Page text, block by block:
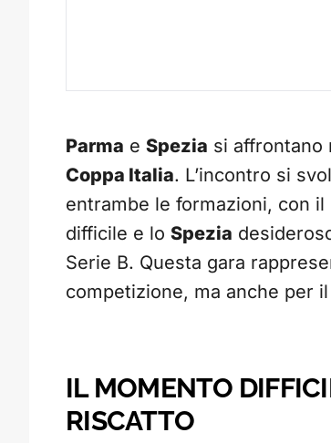
Parma e Spezia si affrontano
Coppa Italia. L’incontro si
entrambe le formazioni, con il
difficile e lo Spezia
Serie B. Questa gara
competizione, ma anche per
IL MOMENTO
RISCATTO